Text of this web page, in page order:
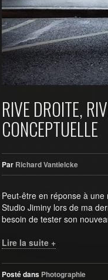
RIVE DROITE,
CONCEPTUELLE
Par Richard Vantielcke
Peut-être en réponse à une
Studio Jiminy lors de ma
besoin de tester son
Lire la suite +
Posté dans Photographie